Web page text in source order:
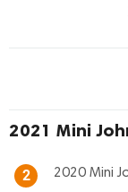
2021 Mini
2 2020 Mini